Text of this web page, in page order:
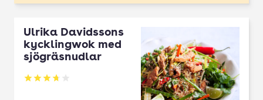
Ulrika Davidssons
kycklingwok med
sjögräsnudlar
Betyg: 3.74 av 5